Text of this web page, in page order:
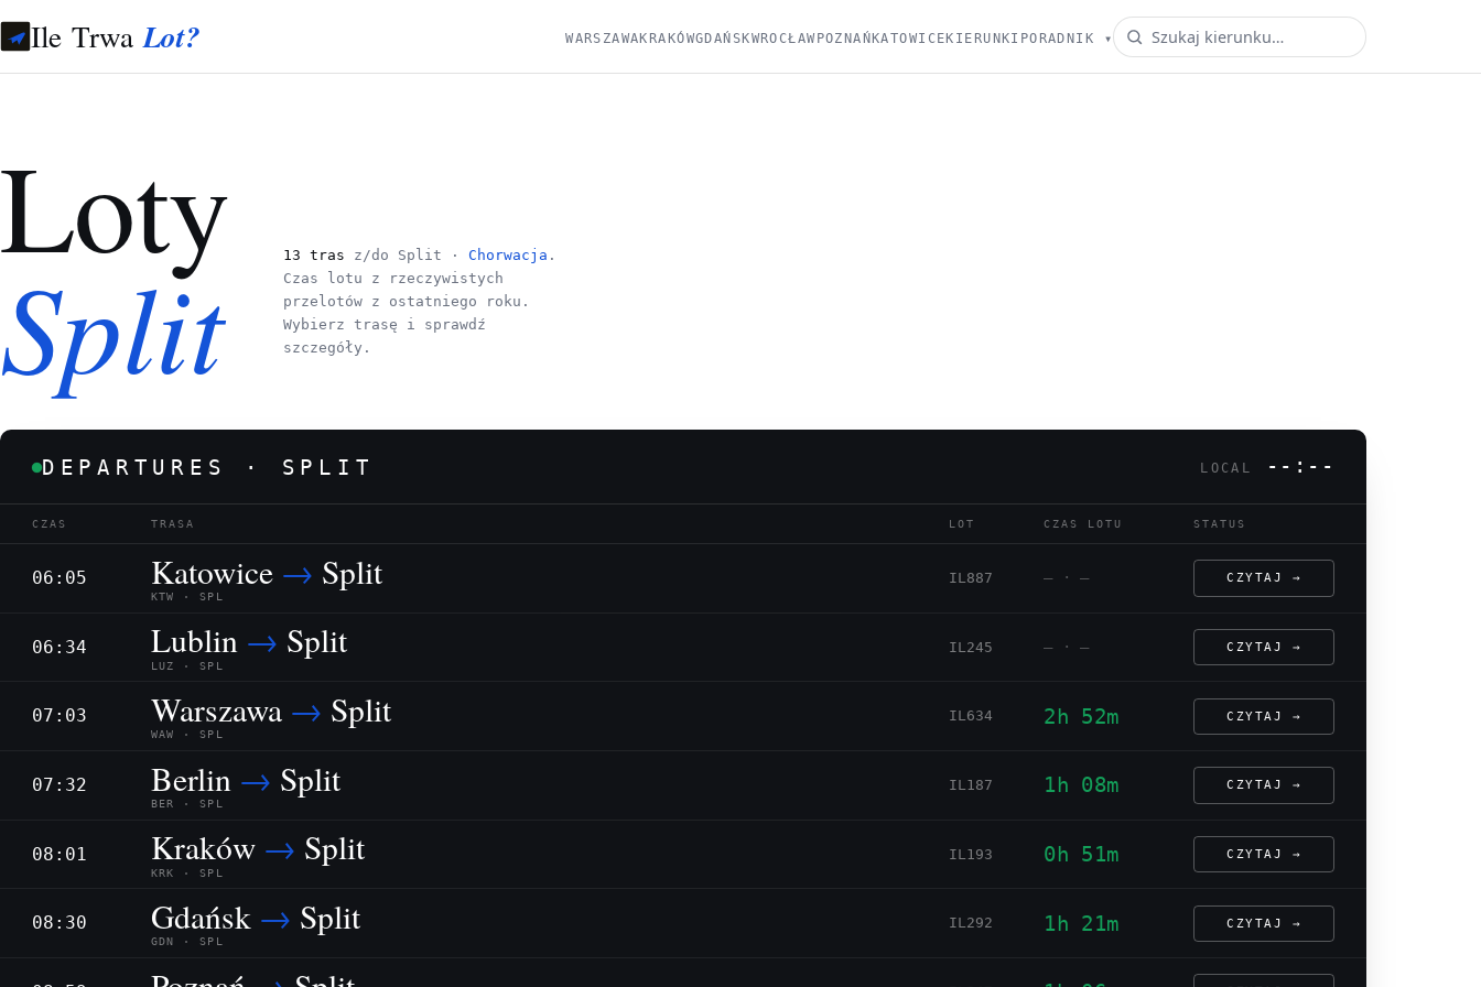
Ile TrwaLot? WARSZAWAKRAKÓWGDAŃSKWROCŁAW POZNAŃKATOWICEKIERUNKI PORADNIK ▾
Loty
Split 13 tras z/do Split · Chorwacja .
Czas lotu z rzeczywistych
przelotów z ostatniego roku.
Wybierz trasę i sprawdź
szczegóły.
DEPARTURES · SPLIT LOCAL --:--
CZAS TRASA LOT CZAS LOTU STATUS
06:05 Katowice → Split
KTW · SPL
IL887 — · — CZYTAJ →
06:34 Lublin → Split
LUZ · SPL
IL245 — · — CZYTAJ →
07:03 Warszawa → Split
WAW · SPL
IL634 2h 52m CZYTAJ →
07:32 Berlin → Split
BER · SPL
IL187 1h 08m CZYTAJ →
08:01 Kraków → Split
KRK · SPL
IL193 0h 51m CZYTAJ →
08:30 Gdańsk → Split
GDN · SPL
IL292 1h 21m CZYTAJ →